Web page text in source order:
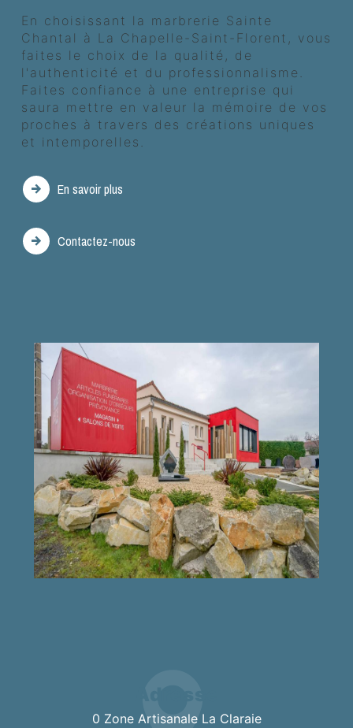
En choisissant la marbrerie Sainte
Chantal à La Chapelle-Saint-Florent, vous
faites le choix de la qualité, de
l'authenticité et du professionnalisme.
Faites confiance à une entreprise qui
saura mettre en valeur la mémoire de vos
proches à travers des créations uniques
et intemporelles.
En savoir plus
Contactez-nous
0 Zone Artisanale La Claraie